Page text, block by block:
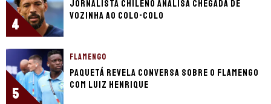
4
Jornalista chileno analisa chegada de
Vozinha ao Colo-Colo
5
FLAMENGO
Paquetá revela conversa sobre o Flamengo
com Luiz Henrique